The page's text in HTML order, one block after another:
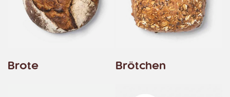
Brote Brötchen